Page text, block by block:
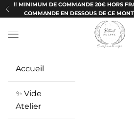
Passer au contenu
Précédent
‼️ MINIMUM DE COMMANDE 20€ HORS
COMMANDE EN DESSOUS DE CE
Ritueldelune
Menu
Accueil
✨ Vide
Atelier